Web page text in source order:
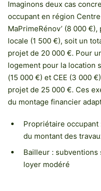
Imaginons deux cas
occupant en région
MaPrimeRénov’ (8 000
locale (1 500 €), soit un
projet de 20 000 €. Pour
logement pour la location
(15 000 €) et CEE (3 000
projet de 25 000 €. Ces
du montage financier
Propriétaire occupant
du montant des
Bailleur :
loyer modéré